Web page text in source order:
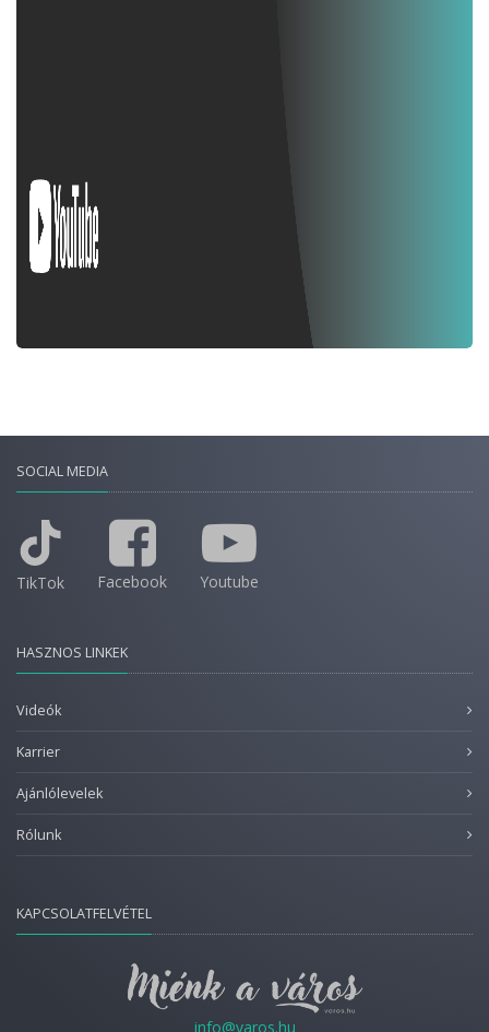
SOCIAL MEDIA
TikTok Facebook Youtube
HASZNOS LINKEK
Videók
Karrier
Ajánlólevelek
Rólunk
KAPCSOLATFELVÉTEL
info@varos.hu